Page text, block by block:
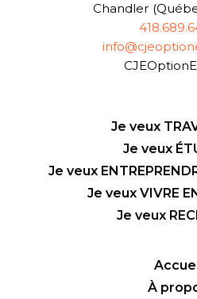
Chandler
Je veux
Je veux
Je veux
Je veux VIVRE
Je veux
À